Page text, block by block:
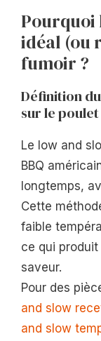
Pourquoi
idéal (ou
fumoir ?
Définition
sur le poulet
Le low and
BBQ
longtemps,
Cette
faible
ce qui
saveur.
Pour des
and slow
and slow